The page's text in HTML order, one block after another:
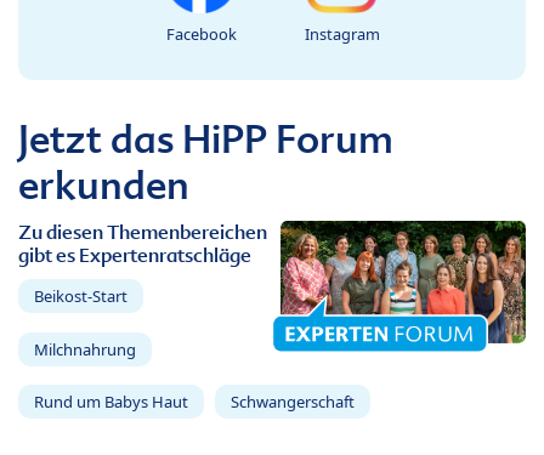
Facebook Instagram
Jetzt das HiPP Forum
erkunden
Zu diesen Themenbereichen
gibt es Expertenratschläge
Beikost-Start
Milchnahrung
Rund um Babys Haut Schwangerschaft